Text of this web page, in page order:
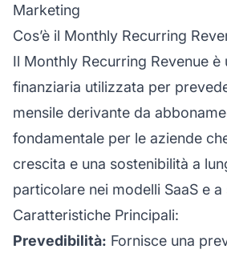
Marketing
Cos’è il Monthly Recurring
Il Monthly Recurring Revenue è
finanziaria utilizzata per
mensile derivante da
fondamentale per le aziende
crescita e una sostenibilità a
particolare nei modelli SaaS e
Caratteristiche Principali:
Prevedibilità: Fornisce una